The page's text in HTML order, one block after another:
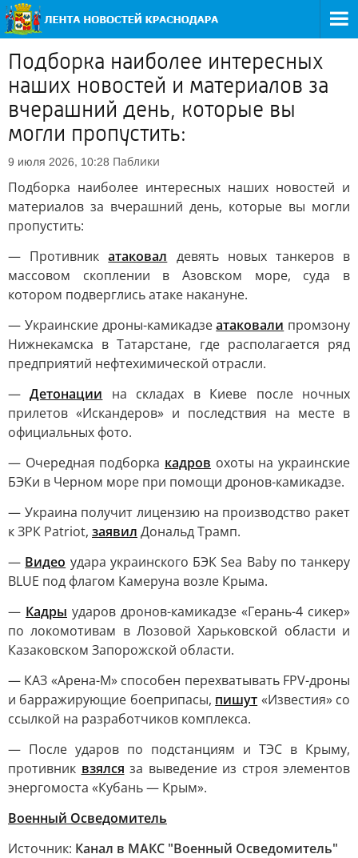
Подборка наиболее интересных
наших новостей и материалов за
вчерашний день, которые вы
могли пропустить:
9 июля 2026, 10:28 Паблики
Подборка наиболее интересных наших новостей и
материалов за вчерашний день, которые вы могли
пропустить:
— Противникатаковал девять новых танкеров в
массовом скоплении в Азовском море, суда в
котором подверглись атаке накануне.
— Украинские дроны-камикадзеатаковали промзону
Нижнекамска в Татарстане, где располагается ряд
предприятий нефтехимической отрасли.
—Детонации на складах в Киеве после ночных
прилетов «Искандеров» и последствия на месте в
официальных фото.
— Очередная подборка кадров охоты на украинские
БЭКи в Черном море при помощи дронов-камикадзе.
— Украина получит лицензию на производство ракет
к ЗРК Patriot, заявил Дональд Трамп.
— Видео удара украинского БЭК Sea Baby по танкеру
BLUE под флагом Камеруна возле Крыма.
— Кадры ударов дронов-камикадзе «Герань-4 сикер»
по локомотивам в Лозовой Харьковской области и
Казаковском Запорожской области.
— КАЗ «Арена-М» способен перехватывать FPV-дроны
и барражирующие боеприпасы, пишут «Известия» со
ссылкой на разработчиков комплекса.
— После ударов по подстанциям и ТЭС в Крыму,
противник взялся за выведение из строя элементов
энергомоста «Кубань — Крым».
Военный Осведомитель
Источник: Канал в МАКС "Военный Осведомитель"